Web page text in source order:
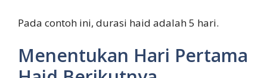
Pada contoh ini, durasi haid adalah 5 hari.
Menentukan Hari Pertama